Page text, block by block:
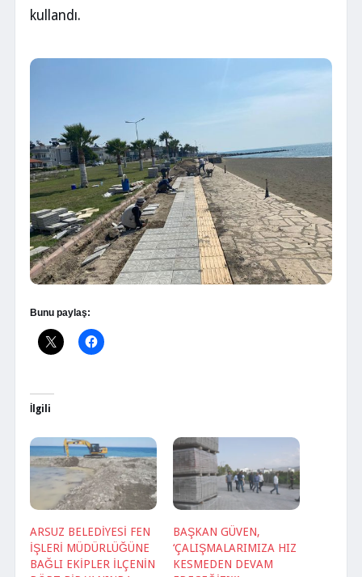
kullandı.
Bunu paylaş:
İlgili
ARSUZ BELEDİYESİ FEN
İŞLERİ MÜDÜRLÜĞÜNE
BAĞLI EKİPLER İLÇENİN
BAŞKAN GÜVEN,
‘ÇALIŞMALARIMIZA HIZ
KESMEDEN DEVAM